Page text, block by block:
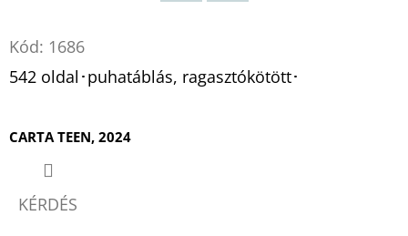
Kód: 1686
542 oldal･puhatáblás, ragasztókötött･
CARTA TEEN, 2024
KÉRDÉS